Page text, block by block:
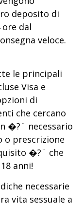
deposito di
dal
veloce.
le principali
Visa e
di
che cercano
�?¨ necessario
o prescrizione
�?¨ che
anni!
necessarie
vita sessuale a